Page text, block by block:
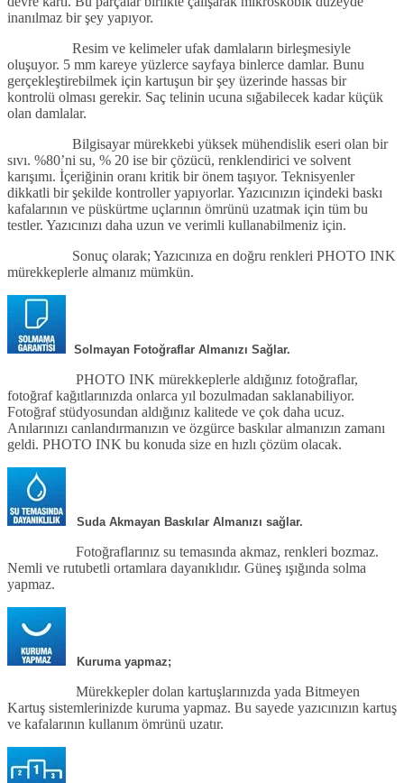
inanılmaz bir şey yapıyor.
Resim ve kelimeler ufak damlaların birleşmesiyle
oluşuyor. 5 mm kareye yüzlerce sayfaya binlerce damlar. Bunu
gerçekleştirebilmek için kartuşun bir şey üzerinde hassas bir
kontrolü olması gerekir. Saç telinin ucuna sığabilecek kadar küçük
olan damlalar.
Bilgisayar mürekkebi yüksek mühendislik eseri olan bir
sıvı. %80’ni su, % 20 ise bir çözücü, renklendirici ve solvent
karışımı. İçeriğinin oranı kritik bir önem taşıyor. Teknisyenler
dikkatli bir şekilde kontroller yapıyorlar. Yazıcınızın içindeki baskı
kafalarının ve püskürtme uçlarının ömrünü uzatmak için tüm bu
testler. Yazıcınızı daha uzun ve verimli kullanabilmeniz için.
Sonuç olarak; Yazıcınıza en doğru renkleri PHOTO INK
mürekkeplerle almanız mümkün.
Solmayan Fotoğraflar Almanızı Sağlar.
PHOTO INK mürekkeplerle aldığınız fotoğraflar,
fotoğraf kağıtlarınızda onlarca yıl bozulmadan saklanabiliyor.
Fotoğraf stüdyosundan aldığınız kalitede ve çok daha ucuz.
Anılarınızı canlandırmanızın ve özgürce baskılar almanızın zamanı
geldi. PHOTO INK bu konuda size en hızlı çözüm olacak.
Suda Akmayan Baskılar Almanızı sağlar.
Fotoğraflarınız su temasında akmaz, renkleri bozmaz.
Nemli ve rutubetli ortamlara dayanıklıdır. Güneş ışığında solma
yapmaz.
Kuruma yapmaz;
Mürekkepler dolan kartuşlarınızda yada Bitmeyen
Kartuş sistemlerinizde kuruma yapmaz. Bu sayede yazıcınızın kartuş
ve kafalarının kullanım ömrünü uzatır.